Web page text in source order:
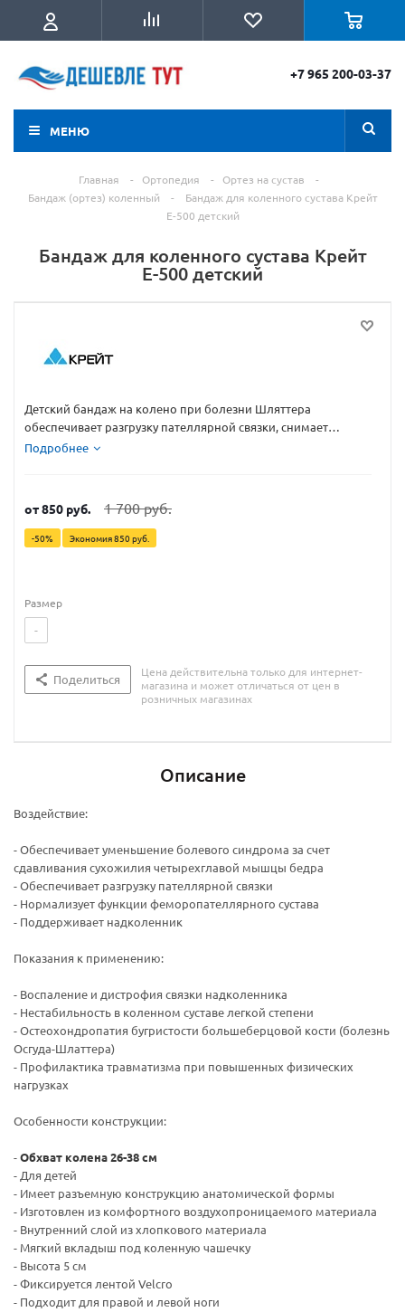
+7 965 200-03-37
МЕНЮ
Главная - Ортопедия - Ортез на сустав
-
Бандаж (ортез) коленный
-
Бандаж для коленного сустава Крейт
Е-500 детский
Бандаж для коленного сустава Крейт
Е-500 детский
Детский бандаж на колено при болезни Шляттера
обеспечивает разгрузку пателлярной связки, снимает
воспаление и дистрофию связки надколенника
Подробнее
от850 руб. 1 700 руб.
-50% Экономия850 руб.
Размер
-
Поделиться
Цена действительна только для интернет-
магазина и может отличаться от цен в
розничных магазинах
Описание
Воздействие:
- Обеспечивает уменьшение болевого синдрома за счет
сдавливания сухожилия четырехглавой мышцы бедра
- Обеспечивает разгрузку пателлярной связки
- Нормализует функции феморопателлярного сустава
- Поддерживает надколенник
Показания к применению:
- Воспаление и дистрофия связки надколенника
- Нестабильность в коленном суставе легкой степени
- Остеохондропатия бугристости большеберцовой кости (болезнь
Осгуда-Шлаттера)
- Профилактика травматизма при повышенных физических
нагрузках
Особенности конструкции:
-Обхват колена 26-38 см
- Для детей
- Имеет разъемную конструкцию анатомической формы
- Изготовлен из комфортного воздухопроницаемого материала
- Внутренний слой из хлопкового материала
- Мягкий вкладыш под коленную чашечку
- Высота 5 см
- Фиксируется лентой Velcro
- Подходит для правой и левой ноги